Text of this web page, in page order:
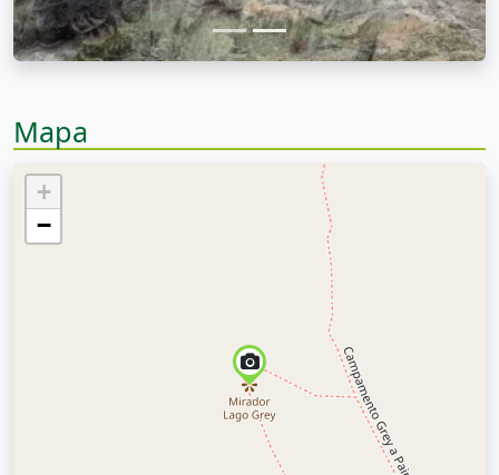
Mapa
+
−